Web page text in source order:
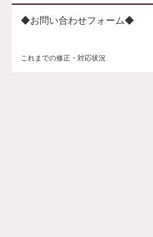
◆お問い合わせフォーム◆
これまでの修正・対応状況